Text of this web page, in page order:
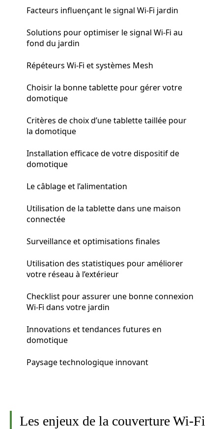
Facteurs influençant le signal Wi-Fi jardin
Solutions pour optimiser le signal Wi-Fi au
fond du jardin
Répéteurs Wi-Fi et systèmes Mesh
Choisir la bonne tablette pour gérer votre
domotique
Critères de choix d’une tablette taillée pour
la domotique
Installation efficace de votre dispositif de
domotique
Le câblage et l’alimentation
Utilisation de la tablette dans une maison
connectée
Surveillance et optimisations finales
Utilisation des statistiques pour améliorer
votre réseau à l’extérieur
Checklist pour assurer une bonne connexion
Wi-Fi dans votre jardin
Innovations et tendances futures en
domotique
Paysage technologique innovant
Les enjeux de la couverture Wi-Fi